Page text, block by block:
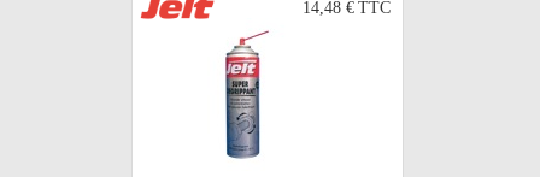
14,48 € TTC